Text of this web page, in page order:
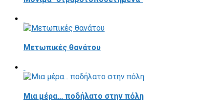
Μετωπικές θανάτου
Μια μέρα... ποδήλατο στην πόλη